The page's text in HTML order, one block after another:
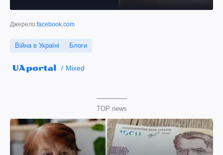
Джерело:facebook.com
Війна в Україні Блоги
Mixed
TOP news